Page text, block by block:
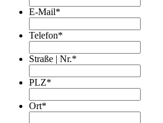
E-Mail*
Telefon*
Straße | Nr.*
PLZ*
Ort*